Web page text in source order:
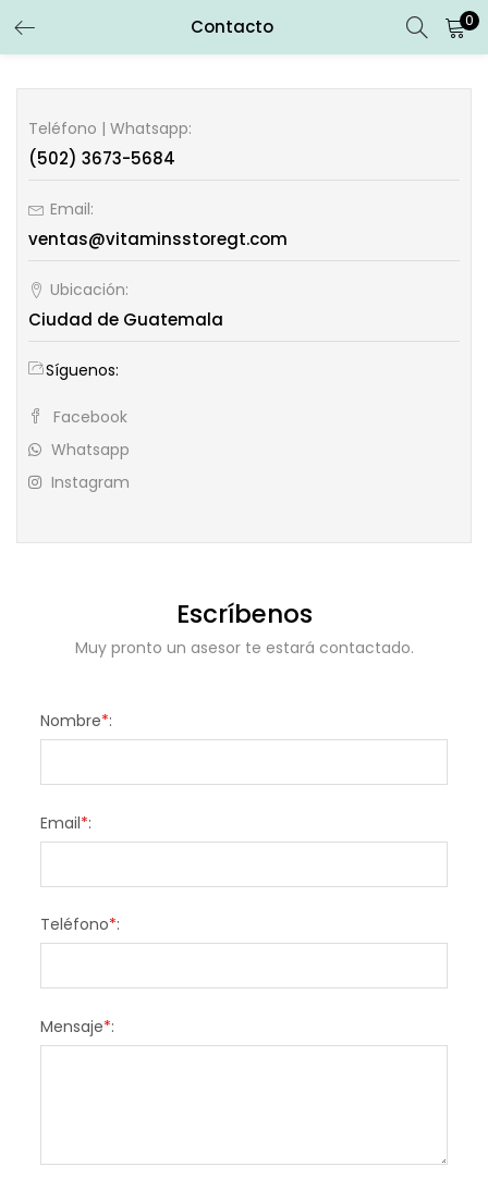
Contacto 0
Teléfono | Whatsapp:
(502) 3673-5684
Email:
ventas@vitaminsstoregt.com
Ubicación:
Ciudad de Guatemala
Síguenos:
Facebook
Whatsapp
Instagram
Escríbenos
Muy pronto un asesor te estará contactado.
Nombre*:
Email*:
Teléfono*:
Mensaje*:
REGISTRARSE
sesión.
Recuérdame
Entrar